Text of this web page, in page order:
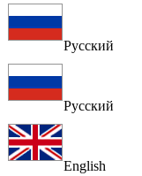
Русский
Русский
English